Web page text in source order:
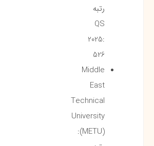
رتبه
QS
2025:
526
Middle
East
Technical
University
(METU):